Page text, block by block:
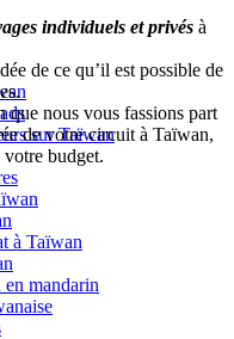
sur Taïwan
à Taïwan
mandarin
individuels et privés à
de ce qu’il est possible de
que nous vous fassions part
de votre circuit à Taïwan,
budget.